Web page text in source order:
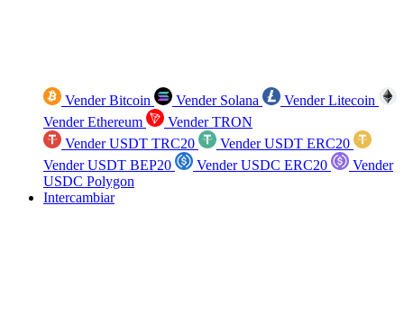
Vender Bitcoin Vender Solana
Vender Litecoin
Vender Ethereum
Vender TRON
Vender USDT TRC20
Vender USDT ERC20
Vender USDT BEP20
Vender USDC ERC20
Vender
USDC Polygon
Intercambiar